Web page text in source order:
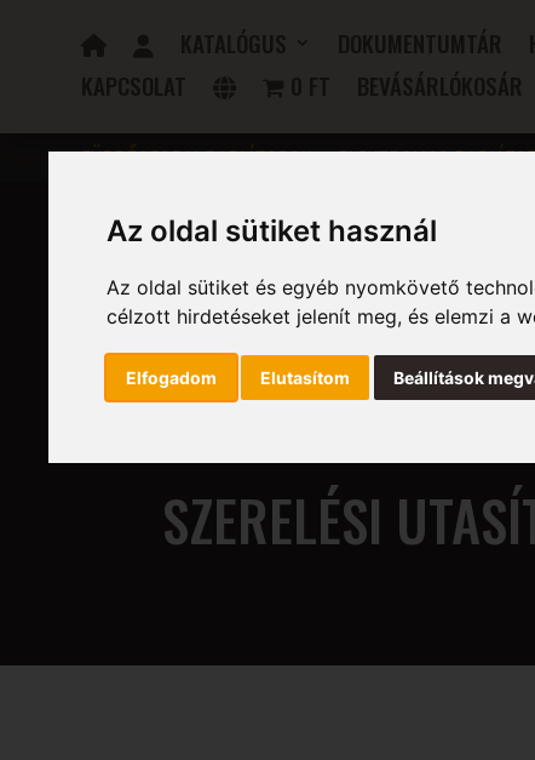
Az oldal sütiket használ
Az oldal sütiket és egyéb nyomkövető
célzott hirdetéseket jelenít meg, és elemzi a
Elfogadom Elutasítom Beállítások
FÜRDŐSZOBAI RADIÁTOROK ELEKTROMOS
SZERELÉSI